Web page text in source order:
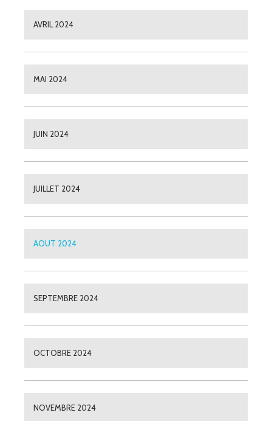
AVRIL 2024
MAI 2024
JUIN 2024
JUILLET 2024
AOUT 2024
SEPTEMBRE 2024
OCTOBRE 2024
NOVEMBRE 2024